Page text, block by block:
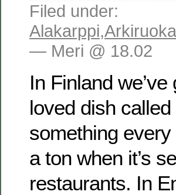
Filed under:
Alakarppi,Arkiruoka
— Meri @ 18.02
In Finland
loved dish
something
a ton when it’s
restaurants. In